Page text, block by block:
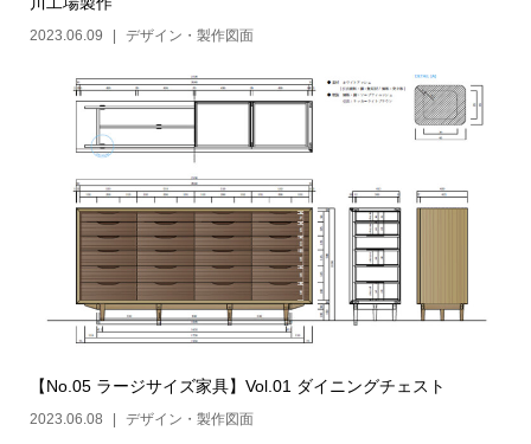
2023.06.09 デザイン・製作図面
【No.05 ラージサイズ家具】Vol.01 ダイニングチェスト
2023.06.08 デザイン・製作図面